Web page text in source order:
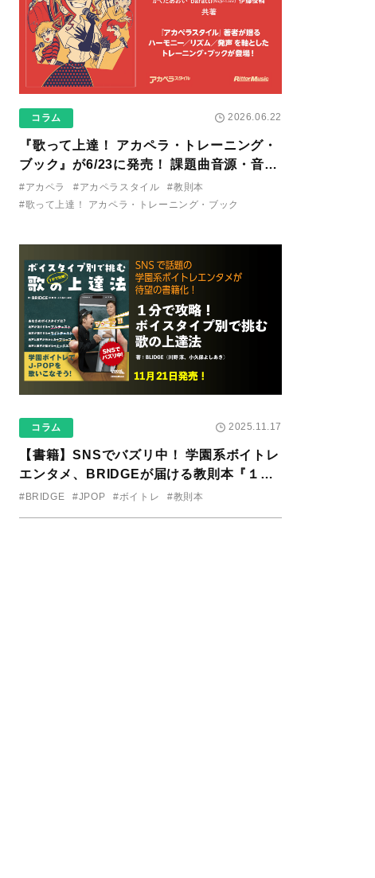
コラム 2026.06.22
『歌って上達！ アカペラ・トレーニング・
ブック』が6/23に発売！ 課題曲音源・音取
り用アプリを公開。
#アカペラ #アカペラスタイル
#教則本
#歌って上達！ アカペラ・トレーニング・ブック
コラム 2025.11.17
【書籍】SNSでバズリ中！ 学園系ボイトレ
エンタメ、BRIDGEが届ける教則本『１分
で攻略！ ボイスタイプ別で挑む歌の上達
#BRIDGE #JPOP #ボイトレ #教則本